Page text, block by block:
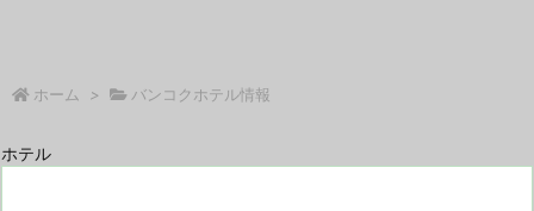
ホーム > バンコクホテル情報
ホテル